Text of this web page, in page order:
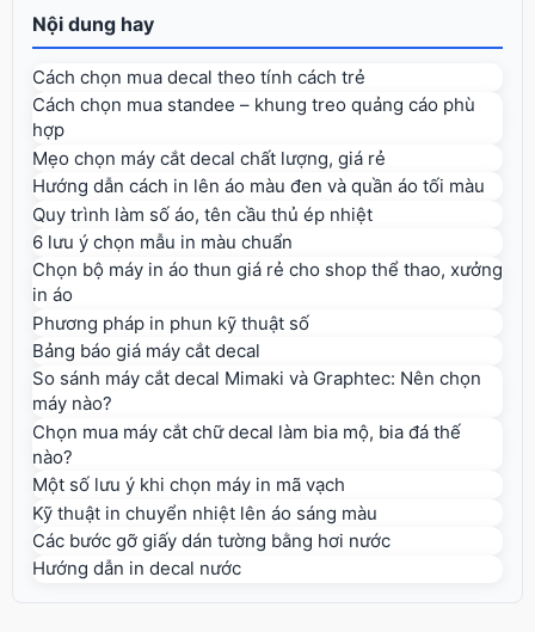
Nội dung hay
Cách chọn mua decal theo tính cách trẻ
Cách chọn mua standee – khung treo quảng cáo phù
hợp
Mẹo chọn máy cắt decal chất lượng, giá rẻ
Hướng dẫn cách in lên áo màu đen và quần áo tối màu
Quy trình làm số áo, tên cầu thủ ép nhiệt
6 lưu ý chọn mẫu in màu chuẩn
Chọn bộ máy in áo thun giá rẻ cho shop thể thao, xưởng
in áo
Phương pháp in phun kỹ thuật số
Bảng báo giá máy cắt decal
So sánh máy cắt decal Mimaki và Graphtec: Nên chọn
máy nào?
Chọn mua máy cắt chữ decal làm bia mộ, bia đá thế
nào?
Một số lưu ý khi chọn máy in mã vạch
Kỹ thuật in chuyển nhiệt lên áo sáng màu
Các bước gỡ giấy dán tường bằng hơi nước
Hướng dẫn in decal nước